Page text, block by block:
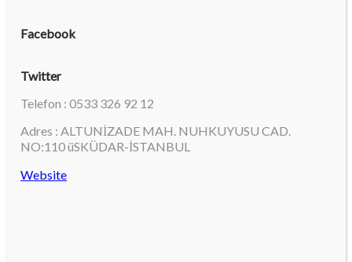
Facebook
Twitter
Telefon : 0533 326 92 12
Adres : ALTUNİZADE MAH. NUHKUYUSU CAD.
NO:110 üSKÜDAR-İSTANBUL
Website